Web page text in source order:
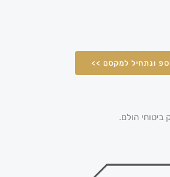
ונתחיל למקסם >>
ביטוחי הולם.